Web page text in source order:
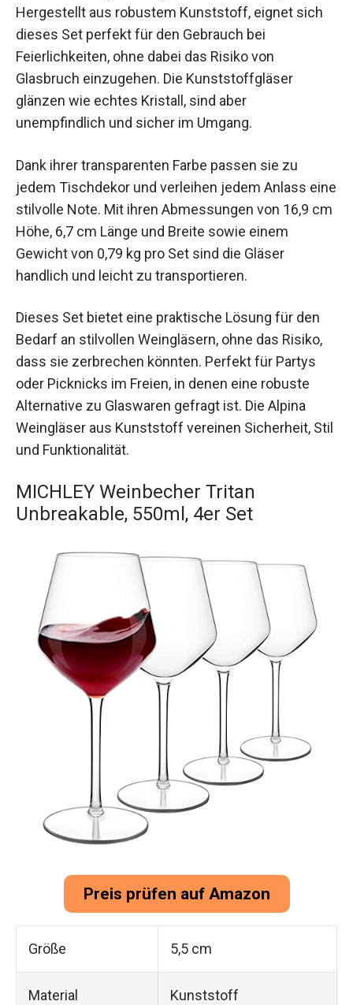
Hergestellt aus robustem Kunststoff, eignet sich
dieses Set perfekt für den Gebrauch bei
Feierlichkeiten, ohne dabei das Risiko von
Glasbruch einzugehen. Die Kunststoffgläser
glänzen wie echtes Kristall, sind aber
unempfindlich und sicher im Umgang.
Dank ihrer transparenten Farbe passen sie zu
jedem Tischdekor und verleihen jedem Anlass eine
stilvolle Note. Mit ihren Abmessungen von 16,9 cm
Höhe, 6,7 cm Länge und Breite sowie einem
Gewicht von 0,79 kg pro Set sind die Gläser
handlich und leicht zu transportieren.
Dieses Set bietet eine praktische Lösung für den
Bedarf an stilvollen Weingläsern, ohne das Risiko,
dass sie zerbrechen könnten. Perfekt für Partys
oder Picknicks im Freien, in denen eine robuste
Alternative zu Glaswaren gefragt ist. Die Alpina
Weingläser aus Kunststoff vereinen Sicherheit, Stil
und Funktionalität.
MICHLEY Weinbecher Tritan
Unbreakable, 550ml, 4er Set
Preis prüfen auf Amazon
Größe 5,5 cm
Material Kunststoff